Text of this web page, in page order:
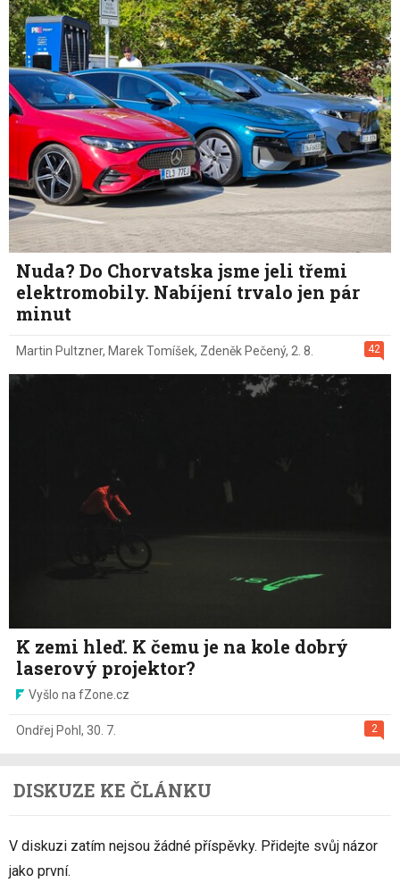
Nuda? Do Chorvatska jsme jeli třemi
elektromobily. Nabíjení trvalo jen pár
minut
42
Martin Pultzner, Marek Tomíšek, Zdeněk Pečený, 2. 8.
K zemi hleď. K čemu je na kole dobrý
laserový projektor?
Vyšlo na fZone.cz
2
Ondřej Pohl , 30. 7.
DISKUZE KE ČLÁNKU
V diskuzi zatím nejsou žádné příspěvky. Přidejte svůj názor
jako první.